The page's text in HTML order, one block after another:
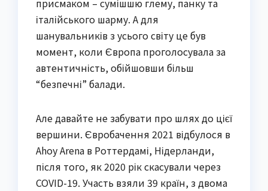
присмаком – сумішшю глему, панку та
італійського шарму. А для
шанувальників з усього світу це був
момент, коли Європа проголосувала за
автентичність, обійшовши більш
“безпечні” балади.
Але давайте не забувати про шлях до цієї
вершини. Євробачення 2021 відбулося в
Ahoy Arena в Роттердамі, Нідерланди,
після того, як 2020 рік скасували через
COVID-19. Участь взяли 39 країн, з двома